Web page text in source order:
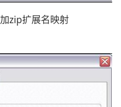
zip扩展名映射